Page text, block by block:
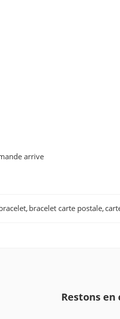
arrive
, bracelet carte postale,
Restons en